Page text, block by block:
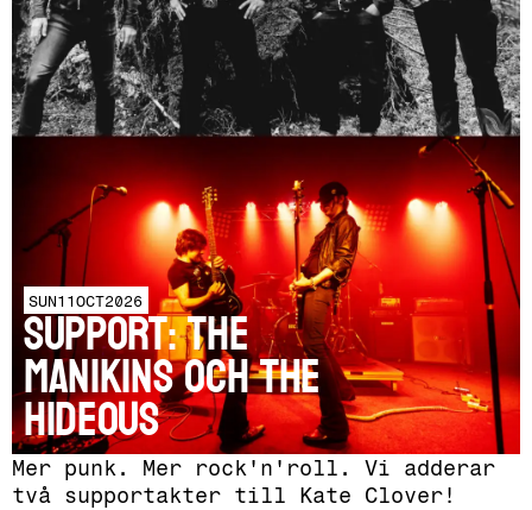
SUN11OCT2026
SUPPORT: The
Manikins och The
Hideous
Mer punk. Mer rock'n'roll. Vi adderar
två supportakter till Kate Clover!